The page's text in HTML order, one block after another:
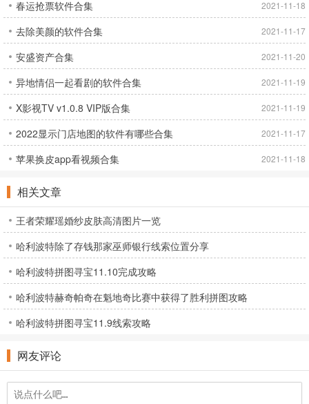
春运抢票软件合集 2021-11-18
去除美颜的软件合集 2021-11-17
安盛资产合集 2021-11-20
异地情侣一起看剧的软件合集 2021-11-19
X影视TV v1.0.8 VIP版合集 2021-11-19
2022显示门店地图的软件有哪些合集 2021-11-17
苹果换皮app看视频合集 2021-11-18
相关文章
王者荣耀瑶婚纱皮肤高清图片一览
哈利波特除了存钱那家巫师银行线索位置分享
哈利波特拼图寻宝11.10完成攻略
哈利波特赫奇帕奇在魁地奇比赛中获得了胜利拼图攻略
哈利波特拼图寻宝11.9线索攻略
网友评论